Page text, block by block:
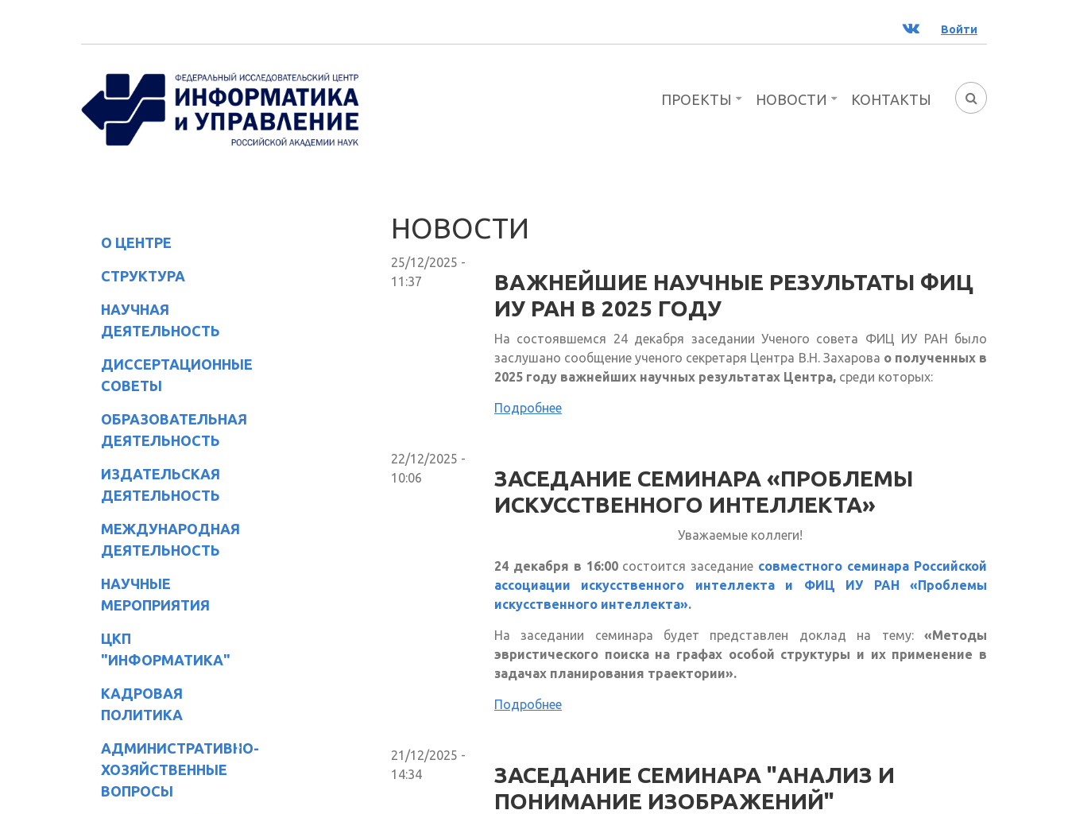
ВК Войти
ФОРМА
ПРОЕКТЫ НОВОСТИ КОНТАКТЫ
О ЦЕНТРЕ
СТРУКТУРА
НАУЧНАЯ
ДЕЯТЕЛЬНОСТЬ
ДИССЕРТАЦИОННЫЕ
СОВЕТЫ
ОБРАЗОВАТЕЛЬНАЯ
ДЕЯТЕЛЬНОСТЬ
ИЗДАТЕЛЬСКАЯ
ДЕЯТЕЛЬНОСТЬ
МЕЖДУНАРОДНАЯ
ДЕЯТЕЛЬНОСТЬ
НАУЧНЫЕ
МЕРОПРИЯТИЯ
ЦКП
"ИНФОРМАТИКА"
КАДРОВАЯ
ПОЛИТИКА
АДМИНИСТРАТИВНО-
ХОЗЯЙСТВЕННЫЕ
ВОПРОСЫ
НОВОСТИ
25/12/2025 -
11:37
ВАЖНЕЙШИЕ НАУЧНЫЕ РЕЗУЛЬТАТЫ ФИЦ
ИУ РАН В 2025 ГОДУ
На состоявшемся 24 декабря заседании Ученого совета ФИЦ ИУ РАН было
заслушано сообщение ученого секретаря Центра В.Н. Захарова о полученных в
2025 году важнейших научных результатах Центра,среди которых:
Подробнее
22/12/2025 -
10:06
ЗАСЕДАНИЕ СЕМИНАРА «ПРОБЛЕМЫ
ИСКУССТВЕННОГО ИНТЕЛЛЕКТА»
Уважаемые коллеги!
24 декабря в 16:00состоится заседание совместного семинара Российской
ассоциации искусственного интеллекта и ФИЦ ИУ РАН «Проблемы
искусственного интеллекта».
На заседании семинара будет представлен доклад на тему: «Методы
эвристического поиска на графах особой структуры и их применение в
задачах планирования траектории».
Подробнее
21/12/2025 -
14:34
ЗАСЕДАНИЕ СЕМИНАРА "АНАЛИЗ И
ПОНИМАНИЕ ИЗОБРАЖЕНИЙ"